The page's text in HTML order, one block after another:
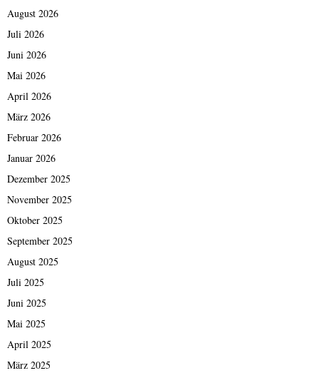
August 2026
Juli 2026
Juni 2026
Mai 2026
April 2026
März 2026
Februar 2026
Januar 2026
Dezember 2025
November 2025
Oktober 2025
September 2025
August 2025
Juli 2025
Juni 2025
Mai 2025
April 2025
März 2025